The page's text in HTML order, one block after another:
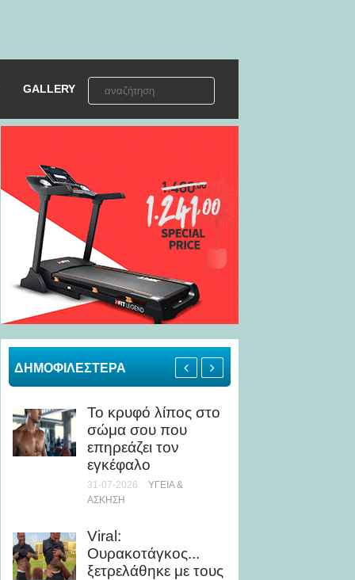
GALLERY
ΔΗΜΟΦΙΛΕΣΤΕΡΑ
Το κρυφό λίπος στο
σώμα σου που
επηρεάζει τον
εγκέφαλο
31-07-2026
ΥΓΕΊΑ &
ΆΣΚΗΣΗ
Viral:
Ουρακοτάγκος...
ξετρελάθηκε με τους